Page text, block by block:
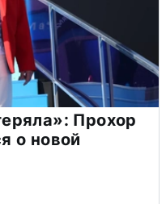
Прохор
о новой